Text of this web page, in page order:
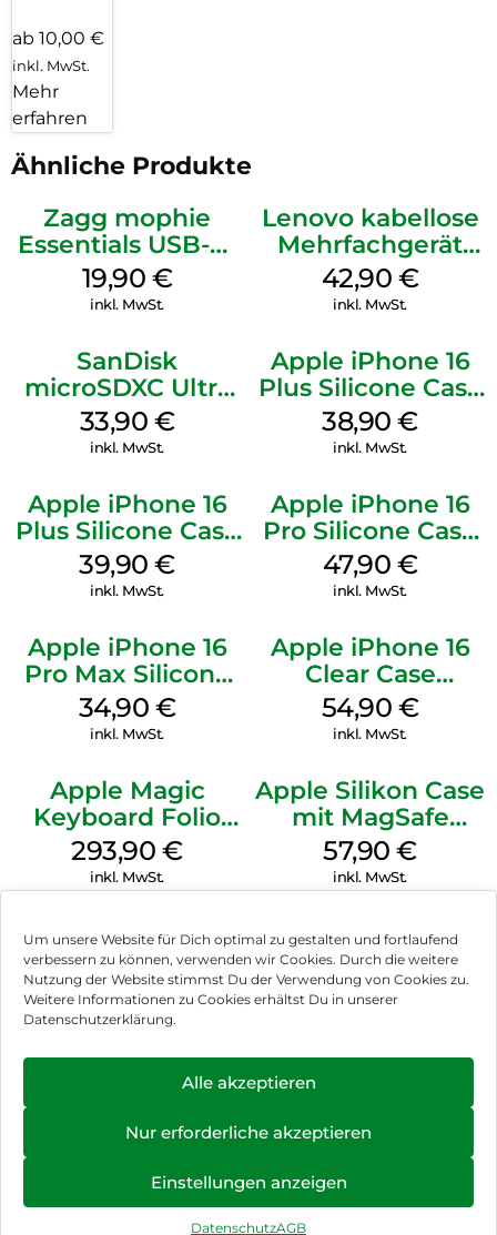
Um unsere Website für Dich optimal zu gestalten und fortlaufend
verbessern zu können, verwenden wir Cookies. Durch die weitere
Nutzung der Website stimmst Du der Verwendung von Cookies zu.
Weitere Informationen zu Cookies erhältst Du in unserer
Datenschutzerklärung.
Alle akzeptieren
Nur erforderliche akzeptieren
Einstellungen anzeigen
DatenschutzAGB
ab 10,00 €
inkl. MwSt.
Mehr
erfahren
Ähnliche Produkte
Zagg mophie
Essentials USB-C-
20W Charger PD
Weiß
19,90 €
inkl. MwSt.
Lenovo kabellose
Mehrfachgerät
Luna Grey
42,90 €
inkl. MwSt.
SanDisk
microSDXC Ultra
128 GB + Adapter
Mobile
33,90 €
inkl. MwSt.
Apple iPhone 16
Plus Silicone Case
MagSafe Denim
38,90€
inkl. MwSt.
Apple iPhone 16
Plus Silicone Case
MagSafe Plum
39,90€
inkl. MwSt.
Apple iPhone 16
Pro Silicone Case
MagSafe Denim
47,90 €
inkl. MwSt.
Apple iPhone 16
Pro Max Silicone
Case MagSafe
Denim
34,90 €
inkl. MwSt.
Apple iPhone 16
Clear Case
MagSafe
Transparent
54,90 €
inkl. MwSt.
Apple Magic
Keyboard Folio
iPad 10.9″ (10.Gen.)
Weiß
293,90€
inkl. MwSt.
Apple Silikon Case
mit MagSafe
iPhone 14 Pro
(PRODUCT)RED
57,90€
inkl. MwSt.
Impressum
Hinweis zur Batterieentsorgung
Newsletter